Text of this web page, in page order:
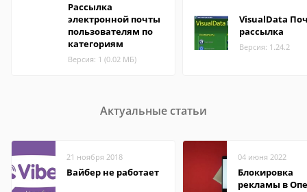
Рассылка
электронной почты
пользователям по
категориям
Версия: 1 (0.02 МБ)
VisualData
рассылка
Версия: 1.24.2
Актуальные статьи
21 ноября 2018
Вайбер не работает
04 июня 2022
Блокировка
рекламы в